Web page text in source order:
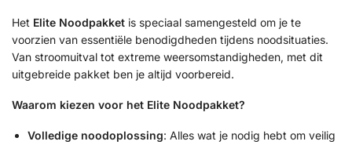
Het Elite Noodpakket is speciaal samengesteld om je te
voorzien van essentiële benodigdheden tijdens noodsituaties.
Van stroomuitval tot extreme weersomstandigheden, met dit
uitgebreide pakket ben je altijd voorbereid.
Waarom kiezen voor het Elite Noodpakket?
Volledige noodoplossing: Alles wat je nodig hebt om veilig